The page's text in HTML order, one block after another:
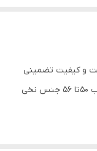
دوخت و کیفیت تضمینی
تنخور عالی سایز 4 مناسب 44 تا 48 سایز 5 مناسب 50تا 56 جنس نخی